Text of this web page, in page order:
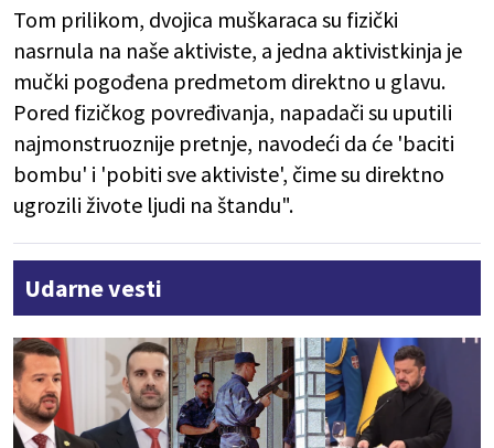
Tom prilikom, dvojica muškaraca su fizički
nasrnula na naše aktiviste, a jedna aktivistkinja je
mučki pogođena predmetom direktno u glavu.
Pored fizičkog povređivanja, napadači su uputili
najmonstruoznije pretnje, navodeći da će 'baciti
bombu' i 'pobiti sve aktiviste', čime su direktno
ugrozili živote ljudi na štandu".
Udarne vesti